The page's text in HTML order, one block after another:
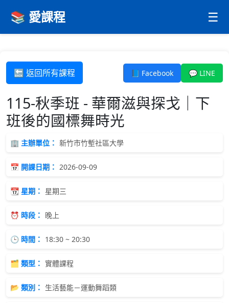
📚 愛課程 ☰
🔙 返回所有課程 📘 Facebook 💬 LINE
115-秋季班 - 華爾滋與探戈｜下
班後的國標舞時光
🏢 主辦單位： 新竹市竹塹社區大學
📅 開課日期： 2026-09-09
📆 星期： 星期三
⏰ 時段： 晚上
🕒 時間： 18:30 ~ 20:30
🗂 類型： 實體課程
📂 類別： 生活藝能－運動舞蹈類